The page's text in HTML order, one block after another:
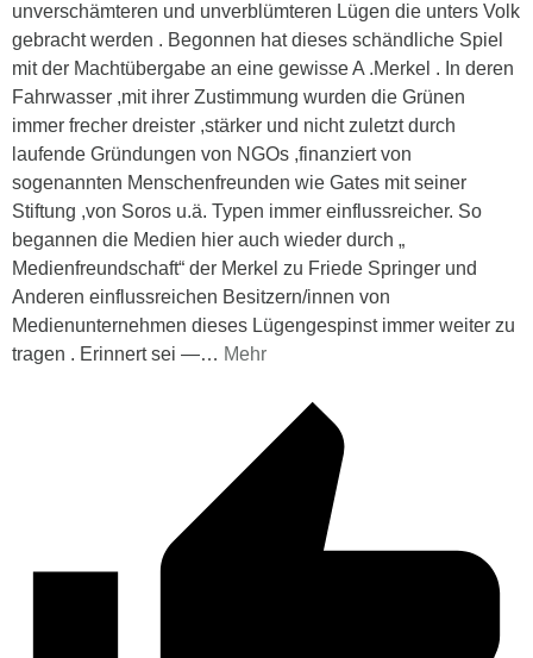
unverschämteren und unverblümteren Lügen die unters Volk
gebracht werden . Begonnen hat dieses schändliche Spiel
mit der Machtübergabe an eine gewisse A .Merkel . In deren
Fahrwasser ,mit ihrer Zustimmung wurden die Grünen
immer frecher dreister ,stärker und nicht zuletzt durch
laufende Gründungen von NGOs ,finanziert von
sogenannten Menschenfreunden wie Gates mit seiner
Stiftung ,von Soros u.ä. Typen immer einflussreicher. So
begannen die Medien hier auch wieder durch „
Medienfreundschaft“ der Merkel zu Friede Springer und
Anderen einflussreichen Besitzern/innen von
Medienunternehmen dieses Lügengespinst immer weiter zu
tragen . Erinnert sei —… Mehr